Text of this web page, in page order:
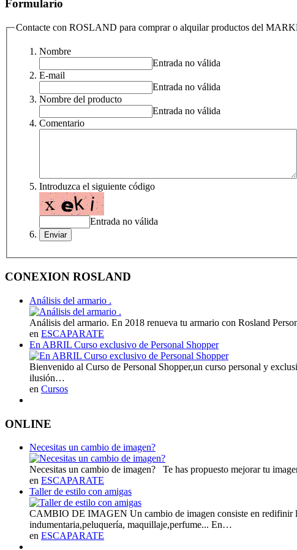
Formulario
Contacte con ROSLAND para comprar o alquilar productos del
Nombre
Entrada no válida
E-mail
Entrada no válida
Nombre del producto
Entrada no válida
Comentario
Introduzca el siguiente código
Entrada no válida
CONEXION ROSLAND
Análisis del armario .
Análisis del armario. En 2018 renueva tu armario con Rosland
en ESCAPARATE
En ABRIL Curso exclusivo de Personal Shopper
Bienvenido al Curso de Personal Shopper,un curso personal y
ilusión…
en Cursos
ONLINE
Necesitas un cambio de imagen?
Necesitas un cambio de imagen? Te has propuesto mejorar tu
en ESCAPARATE
Taller de estilo con amigas
CAMBIO DE IMAGEN Un cambio de imagen consiste en redifinir
indumentaria,peluquería, maquillaje,perfume... En…
en ESCAPARATE